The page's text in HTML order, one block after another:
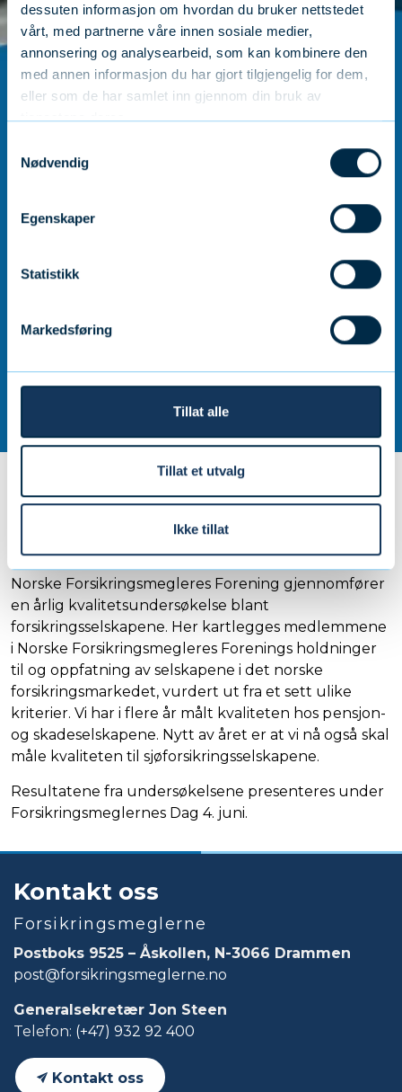
dessuten informasjon om hvordan du bruker nettstedet
vårt, med partnerne våre innen sosiale medier,
annonsering og analysearbeid, som kan kombinere den
med annen informasjon du har gjort tilgjengelig for dem,
eller som de har samlet inn gjennom din bruk av
tjenestene deres.
Nødvendig
Egenskaper
Statistikk
Markedsføring
Tillat alle
Tillat et utvalg
Ikke tillat
Årets kvalitetsundersøkelser
gjennomføres i mars måned
Norske Forsikringsmegleres Forening gjennomfører
en årlig kvalitetsundersøkelse blant
forsikringsselskapene. Her kartlegges medlemmene
i Norske Forsikringsmegleres Forenings holdninger
til og oppfatning av selskapene i det norske
forsikringsmarkedet, vurdert ut fra et sett ulike
kriterier. Vi har i flere år målt kvaliteten hos pensjon-
og skadeselskapene. Nytt av året er at vi nå også skal
måle kvaliteten til sjøforsikringsselskapene.
Resultatene fra undersøkelsene presenteres under
Forsikringsmeglernes Dag 4. juni.
Kontakt oss
Forsikringsmeglerne
Postboks 9525 – Åskollen, N-3066 Drammen
post@forsikringsmeglerne.no
Generalsekretær Jon Steen
Telefon: (+47) 932 92 400
Kontakt oss